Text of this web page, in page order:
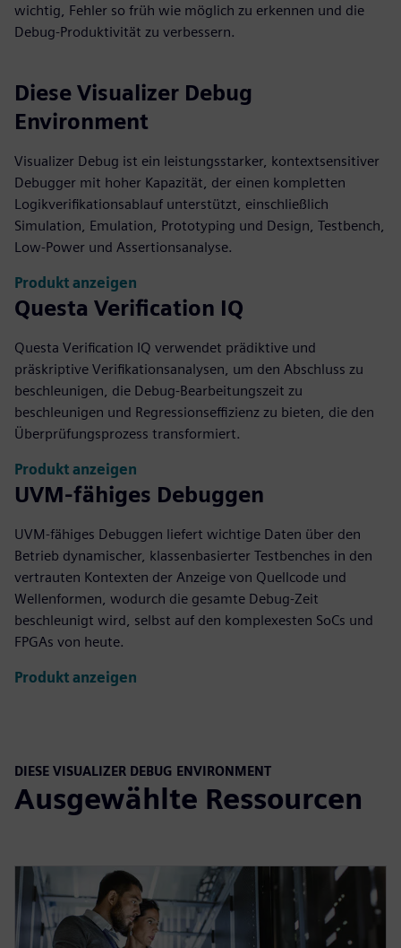
wichtig, Fehler so früh wie möglich zu erkennen und die
Debug-Produktivität zu verbessern.
Diese Visualizer Debug
Environment
Visualizer Debug ist ein leistungsstarker, kontextsensitiver
Debugger mit hoher Kapazität, der einen kompletten
Logikverifikationsablauf unterstützt, einschließlich
Simulation, Emulation, Prototyping und Design, Testbench,
Low-Power und Assertionsanalyse.
Produkt anzeigen
Questa Verification IQ
Questa Verification IQ verwendet prädiktive und
präskriptive Verifikationsanalysen, um den Abschluss zu
beschleunigen, die Debug-Bearbeitungszeit zu
beschleunigen und Regressionseffizienz zu bieten, die den
Überprüfungsprozess transformiert.
Produkt anzeigen
UVM-fähiges Debuggen
UVM-fähiges Debuggen liefert wichtige Daten über den
Betrieb dynamischer, klassenbasierter Testbenches in den
vertrauten Kontexten der Anzeige von Quellcode und
Wellenformen, wodurch die gesamte Debug-Zeit
beschleunigt wird, selbst auf den komplexesten SoCs und
FPGAs von heute.
Produkt anzeigen
DIESE VISUALIZER DEBUG ENVIRONMENT
Ausgewählte Ressourcen